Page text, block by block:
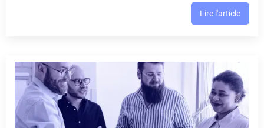
Lire l'article